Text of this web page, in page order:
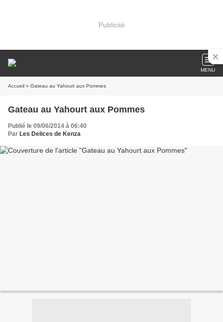
Publicité
MENU
Accueil » Gateau au Yahourt aux Pommes
Gateau au Yahourt aux Pommes
Publié le 09/06/2014 à 06:40
Par Les Delices de Kenza